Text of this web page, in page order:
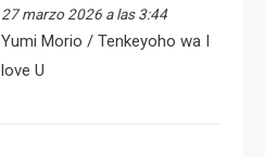
27 marzo 2026 a las 3:44
Yumi Morio / Tenkeyoho wa I
love U